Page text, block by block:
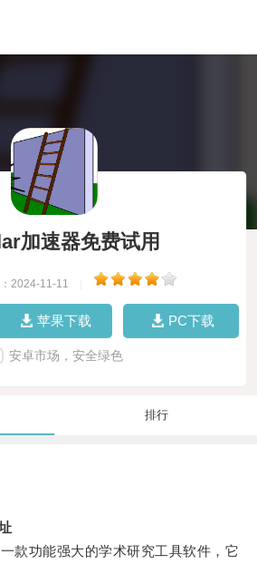
加速器免费试用
2024-11-11
苹果下载 PC下载
安卓市场，安全绿色
排行
功能强大的学术研究工具软件，它